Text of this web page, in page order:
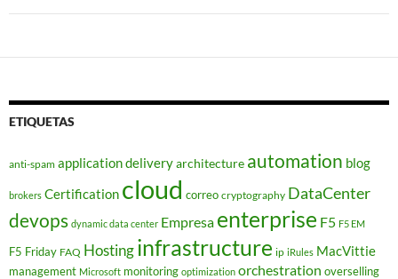
ETIQUETAS
anti-spam application deliveryarchitecture automation blog
brokers Certification cloud correo cryptography DataCenter
devops dynamic data center Empresa enterprise F5 F5 EM
F5 Friday FAQ Hostinginfrastructure ip iRules MacVittie
management Microsoft monitoring optimization orchestration overselling